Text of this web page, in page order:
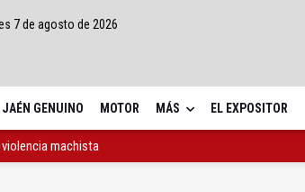
7 de agosto de 2026
JAÉN GENUINO MOTOR MÁS EL EXPOSITOR